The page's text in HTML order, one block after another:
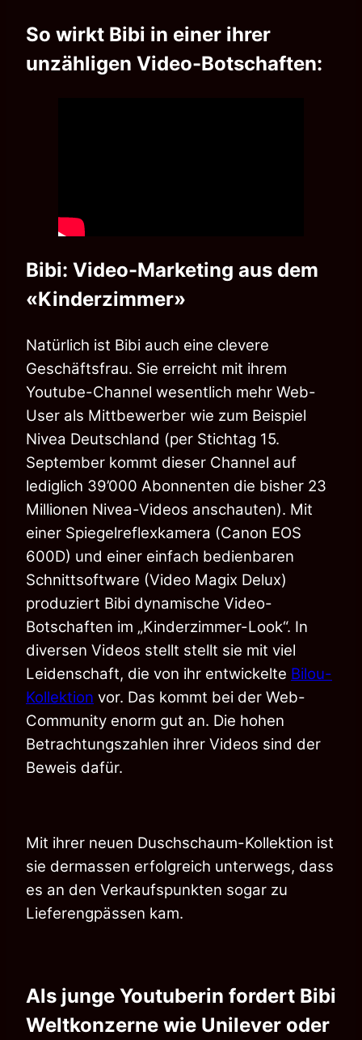
So wirkt Bibi in einer ihrer
unzähligen Video-Botschaften:
Bibi: Video-Marketing aus dem
«Kinderzimmer»
Natürlich ist Bibi auch eine clevere
Geschäftsfrau. Sie erreicht mit ihrem
Youtube-Channel wesentlich mehr Web-
User als Mittbewerber wie zum Beispiel
Nivea Deutschland (per Stichtag 15.
September kommt dieser Channel auf
lediglich 39’000 Abonnenten die bisher 23
Millionen Nivea-Videos anschauten). Mit
einer Spiegelreflexkamera (Canon EOS
600D) und einer einfach bedienbaren
Schnittsoftware (Video Magix Delux)
produziert Bibi dynamische Video-
Botschaften im „Kinderzimmer-Look“. In
diversen Videos stellt stellt sie mit viel
Leidenschaft, die von ihr entwickelte Bilou-
Kollektion vor. Das kommt bei der Web-
Community enorm gut an. Die hohen
Betrachtungszahlen ihrer Videos sind der
Beweis dafür.
Mit ihrer neuen Duschschaum-Kollektion ist
sie dermassen erfolgreich unterwegs, dass
es an den Verkaufspunkten sogar zu
Lieferengpässen kam.
Als junge Youtuberin fordert Bibi
Weltkonzerne wie Unilever oder